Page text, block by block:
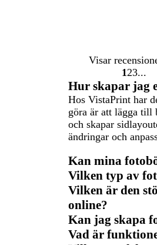
Visar
Gå
till
sidan
1 Gå
till
sidan
2 Gå
till
sidan
3
Hur skapar jag
Hos VistaPrint har
göra är att lägga till
och skapar
ändringar och
Kan mina
Vilken typ av
Vilken är den
online?
Kan jag skapa
Vad är